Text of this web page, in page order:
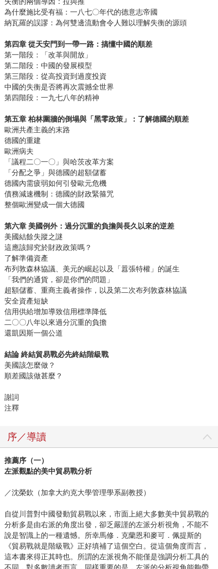
為什麼施比受有福：一八七〇年代的德意志帝國
納瓦羅的誤謬：為何雙邊流動會令人難以理解失衡的源頭
第四章 從天安門到一帶一路：搞懂中國的順差
第一階段：「改革與開放」
第二階段：中國的發展模型
第三階段：從高投資到過度投資
中國的失衡是否將再次震撼全世界
第四階段：一九七八年的精神
第五章 柏林圍牆的倒塌與「黑零政策」：了解德國的順差
歐洲共產主義的末路
德國的重建
歐洲病夫
「議程二〇一〇」與哈茨改革方案
「分配之爭」與德國的超額儲蓄
德國內需疲弱如何引發歐元危機
債務減速機制：德國的財政緊箍咒
整個歐洲變成一個大德國
第六章 美國例外：過分沉重的負擔與長久以來的逆差
美國結餘失蹤之謎
這應該歸究於財政政策嗎？
了解準備資產
布列敦森林協議、美元的崛起以及「囂張特權」的誕生
「我們的通貨，卻是你們的問題」
超額儲蓄、重商主義者操作，以及第二次布列敦森林協議
安全資產短缺
信用供給增加導致信用標準降低
二〇〇八年以來過分沉重的負擔
還凱因斯一個公道
結論 終結貿易戰必先終結階級戰
美國該怎麼做？
順差國該做甚麼？
謝詞
注釋
序／導讀
推薦序（一）
左派觀點的美中貿易戰分析
／沈榮欽（加拿大約克大學管理學系副教授）
自從川普對中國發動貿易戰以來，市面上絕大多數美中貿易戰的
分析多是由右派的角度出發，卻乏嚴謹的左派分析視角，不能不
說是智識上的一種遺憾。所幸馬修．克蘭恩和麥可．佩提斯的
《貿易戰就是階級戰》正好填補了這個空白。從這個角度而言，
這本書來得正其時也。所謂的左派視角不能僅是強調分析工具的
不同，對多數讀者而言，同樣重要的是，左派的分析視角能夠帶